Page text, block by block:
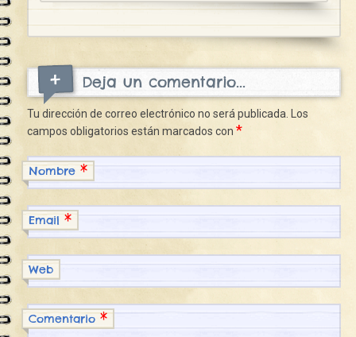
Deja un comentario...
Tu dirección de correo electrónico no será publicada. Los
campos obligatorios están marcados con*
Nombre*
Email*
Web
Comentario*